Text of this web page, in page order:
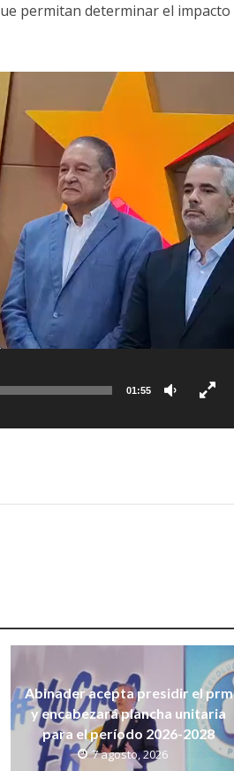
permitan determinar el impacto
01:55
Abinader acepta presidir el prm
y encabezará plancha unitaria
para el período 2026-2028
7 agosto, 2026